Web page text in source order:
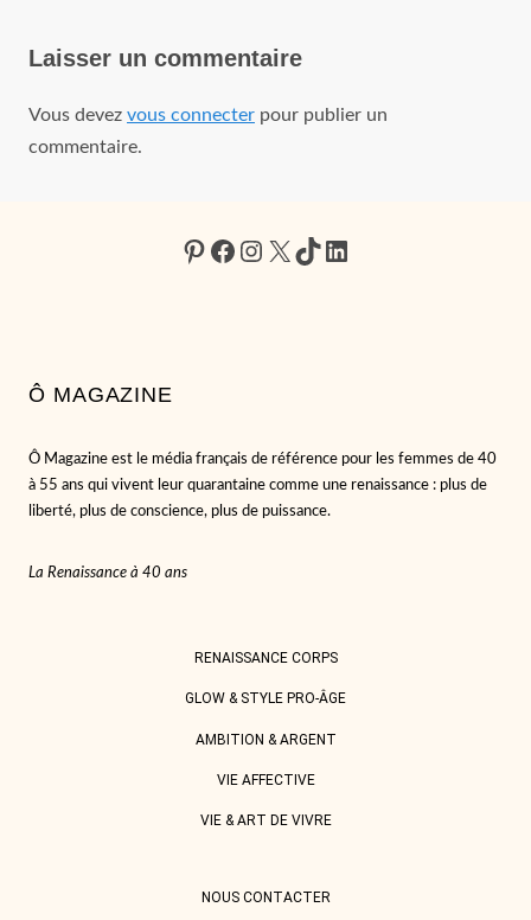
Laisser un commentaire
Vous devez vous connecter pour publier un
commentaire.
Pinterest
Facebook
Instagram
X TikTokLinkedIn
Ô MAGAZINE
Ô Magazine est le média français de référence pour les femmes de 40
à 55 ans qui vivent leur quarantaine comme une renaissance : plus de
liberté, plus de conscience, plus de puissance.
La Renaissance à 40 ans
RENAISSANCE CORPS
GLOW & STYLE PRO-ÂGE
AMBITION & ARGENT
VIE AFFECTIVE
VIE & ART DE VIVRE
NOUS CONTACTER